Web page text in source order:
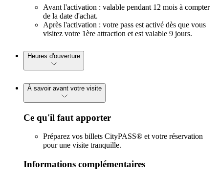
Avant l'activation : valable pendant 12 mois à compter
de la date d'achat.
Après l'activation : votre pass est activé dès que vous
visitez votre 1ère attraction et est valable 9 jours.
Heures d'ouverture
À savoir avant votre visite
Ce qu'il faut apporter
Préparez vos billets CityPASS® et votre réservation
pour une visite tranquille.
Informations complémentaires